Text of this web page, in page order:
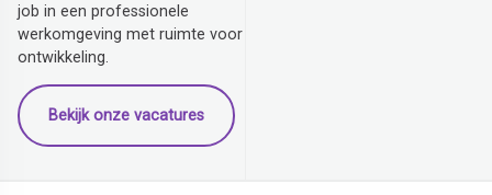
job in een professionele
werkomgeving met ruimte voor
ontwikkeling.
Bekijk onze vacatures